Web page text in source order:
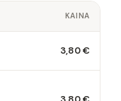
KAINA
3,80 €